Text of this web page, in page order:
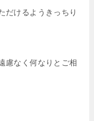
だけるようきっちり
慮なく何なりとご相